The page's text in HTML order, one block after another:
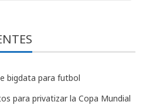
bigdata para futbol
para privatizar la Copa Mundial